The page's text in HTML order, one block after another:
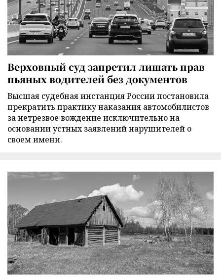
Верховный суд запретил лишать прав
пьяных водителей без документов
Высшая судебная инстанция России постановила
прекратить практику наказания автомобилистов
за нетрезвое вождение исключительно на
основании устных заявлений нарушителей о
своем имени.